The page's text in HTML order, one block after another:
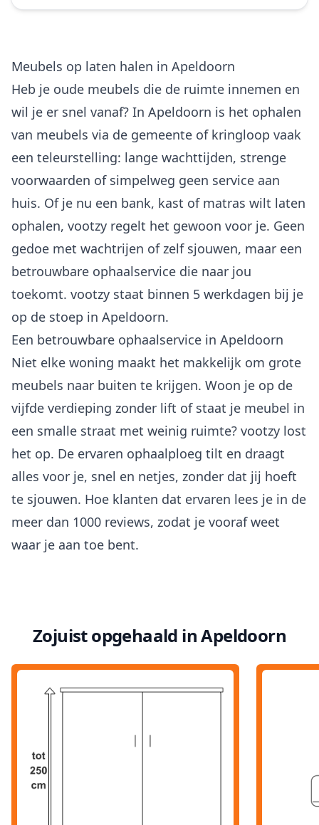
Meubels op laten halen in Apeldoorn
Heb je oude meubels die de ruimte innemen en
wil je er snel vanaf? In Apeldoorn is het ophalen
van meubels via de gemeente of kringloop vaak
een teleurstelling: lange wachttijden, strenge
voorwaarden of simpelweg geen service aan
huis. Of je nu een bank, kast of matras wilt laten
ophalen, vootzy regelt het gewoon voor je. Geen
gedoe met wachtrijen of zelf sjouwen, maar een
betrouwbare ophaalservice die naar jou
toekomt. vootzy staat binnen 5 werkdagen bij je
op de stoep in Apeldoorn.
Een betrouwbare ophaalservice in Apeldoorn
Niet elke woning maakt het makkelijk om grote
meubels naar buiten te krijgen. Woon je op de
vijfde verdieping zonder lift of staat je meubel in
een smalle straat met weinig ruimte? vootzy lost
het op. De ervaren ophaalploeg tilt en draagt
alles voor je, snel en netjes, zonder dat jij hoeft
te sjouwen. Hoe klanten dat ervaren lees je in de
meer dan 1000 reviews, zodat je vooraf weet
waar je aan toe bent.
Zojuist opgehaald in Apeldoorn